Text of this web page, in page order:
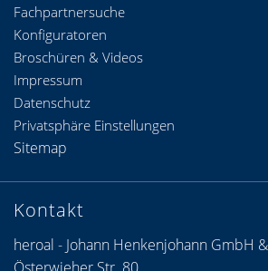
Fachpartnersuche
Konfiguratoren
Broschüren & Videos
Kontakt
heroal - Johann Henkenjohann GmbH
Impressum
Datenschutz
Privatsphäre Einstellungen
Sitemap